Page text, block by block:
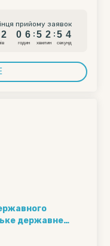
прийому заявок
2
2
0
0
6
6
годин
:
5
5
2
2
хвилин
:
5
5 3
4
секунд
державне